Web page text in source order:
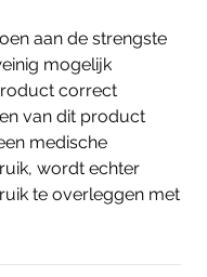
aan de strengste
mogelijk
correct
van dit product
medische
wordt echter
te overleggen met